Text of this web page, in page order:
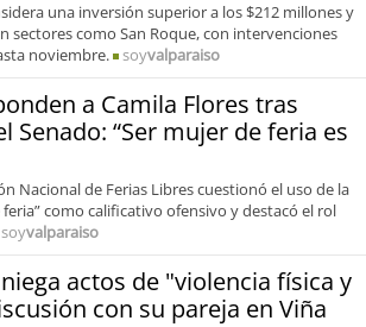
una inversión superior a los $212 millones y
sectores como San Roque, con intervenciones
noviembre.
soyvalparaiso
a Camila Flores tras
Senado: “Ser mujer de feria es
Nacional de Ferias Libres cuestionó el uso de la
como calificativo ofensivo y destacó el rol
soyvalparaiso
niega actos de "violencia física y
con su pareja en Viña